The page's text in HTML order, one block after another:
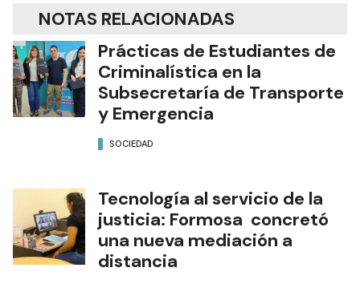
NOTAS RELACIONADAS
Prácticas de Estudiantes de
Criminalística en la
Subsecretaría de Transporte
y Emergencia
SOCIEDAD
Tecnología al servicio de la
justicia: Formosa concretó
una nueva mediación a
distancia